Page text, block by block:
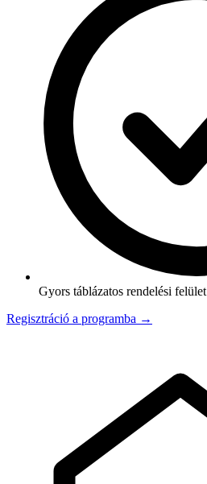
Gyors táblázatos rendelési felület
Regisztráció a programba →